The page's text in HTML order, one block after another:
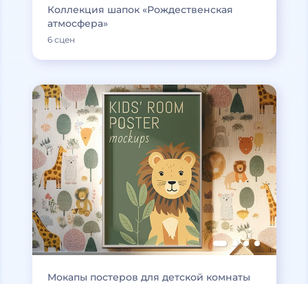
Коллекция шапок «Рождественская
атмосфера»
6 сцен
Мокапы постеров для детской комнаты